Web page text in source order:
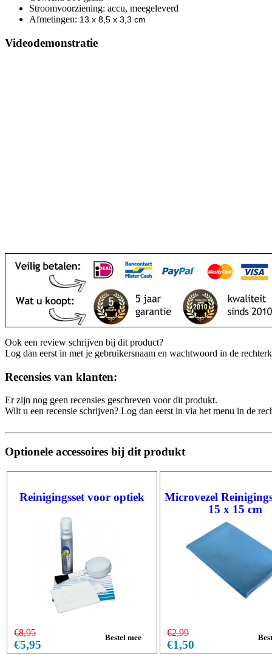
Stroomvoorziening: accu, meegeleverd
Afmetingen: 13 x 8,5 x 3,3 cm
Videodemonstratie
Ook een review schrijven bij dit product?
Log dan eerst in met je gebruikersnaam en wachtwoord in de
Recensies van klanten:
Er zijn nog geen recensies geschreven voor dit produkt.
Wilt u een recensie schrijven? Log dan eerst in via het menu in de
Optionele accessoires bij dit produkt
Reinigingsset voor optiek
€8,95
€5,95
Microvezel
15 x 15 cm
€2,99
€1,50